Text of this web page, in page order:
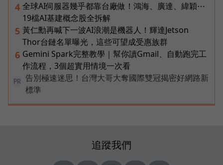
4 全球AI伺服器幾乎都靠台廠做！鴻海、廣達、緯穎⋯
19檔AI基建概念股全拆解
5 黃仁勳再喊下一波AI浪潮是機器人！輝達Jetson
Thor台鏈名單曝光，這些可望成受惠族群
6 Gemini Spark完整教學｜幫你讀Gmail、自動跑完工
作流程，3個超實用情境一次看
PR
告別極速迷思！台灣大哥大奪國際雙冠揭密好網路新
標準
追蹤我們